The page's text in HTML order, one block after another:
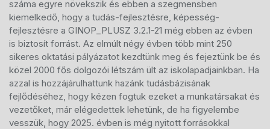
száma egyre növekszik és ebben a szegmensben
kiemelkedő, hogy a tudás-fejlesztésre, képesség-
fejlesztésre a GINOP_PLUSZ 3.2.1-21 még ebben az évben
is biztosít forrást. Az elmúlt négy évben több mint 250
sikeres oktatási pályázatot kezdtünk meg és fejeztünk be és
közel 2000 fős dolgozói létszám ült az iskolapadjainkban. Ha
azzal is hozzájárulhattunk hazánk tudásbázisának
fejlődéséhez, hogy kézen fogtuk ezeket a munkatársakat és
vezetőket, már elégedettek lehetünk, de ha figyelembe
vesszük, hogy 2025. évben is még nyitott forrásokkal